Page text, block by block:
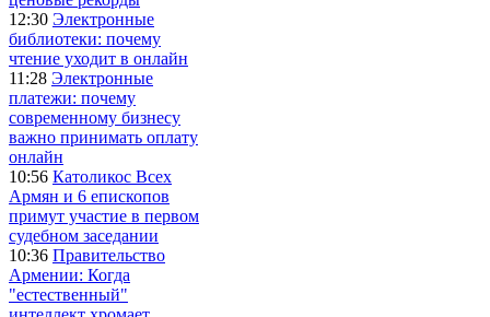
12:30 Электронные
библиотеки: почему
чтение уходит в онлайн
11:28 Электронные
платежи: почему
современному бизнесу
важно принимать оплату
онлайн
10:56 Католикос Всех
Армян и 6 епископов
примут участие в первом
судебном заседании
10:36 Правительство
Армении: Когда
"естественный"